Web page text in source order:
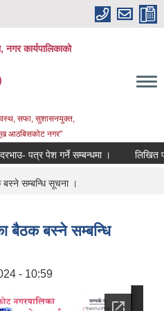
कार्यपालिकाको
सफा, सुशासनयुक्त,
आठबिसकोट नगर"
पेश गर्ने सम्बन्धमा । लिखित
सम्बन्धि सूचना ।
बैठक बस्ने सम्बन्धि
- 10:59